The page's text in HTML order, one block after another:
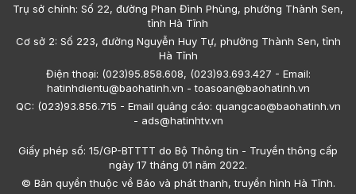
Trụ sở chính: Số 22, đường Phan Đình Phùng, phường Thành Sen,
tỉnh Hà Tĩnh
Cơ sở 2: Số 223, đường Nguyễn Huy Tự, phường Thành Sen, tỉnh
Hà Tĩnh
Điện thoại: (023)95.858.608, (023)93.693.427 - Email:
hatinhdientu@baohatinh.vn - toasoan@baohatinh.vn
QC: (023)93.856.715 - Email quảng cáo: quangcao@baohatinh.vn
- ads@hatinhtv.vn
Giấy phép số: 15/GP-BTTTT do Bộ Thông tin - Truyền thông cấp
ngày 17 tháng 01 năm 2022.
© Bản quyền thuộc về Báo và phát thanh, truyền hình Hà Tĩnh.